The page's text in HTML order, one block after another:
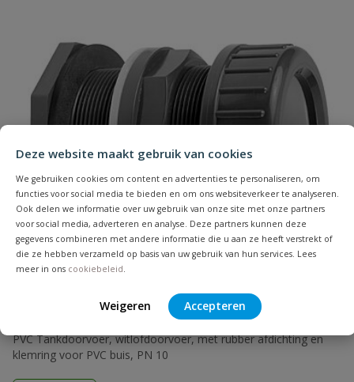
Deze website maakt gebruik van cookies
We gebruiken cookies om content en advertenties te personaliseren, om
functies voor social media te bieden en om ons websiteverkeer te analyseren.
Ook delen we informatie over uw gebruik van onze site met onze partners
voor social media, adverteren en analyse. Deze partners kunnen deze
gegevens combineren met andere informatie die u aan ze heeft verstrekt of
die ze hebben verzameld op basis van uw gebruik van hun services. Lees
meer in ons cookiebeleid.
Weigeren Accepteren
Naam
Samenvatting
Beoordeling
Beoordeling versturen
PVC Tankdoorvoer, witlofdoorvoer, met rubber afdichting en
klemring voor PVC buis, PN 10